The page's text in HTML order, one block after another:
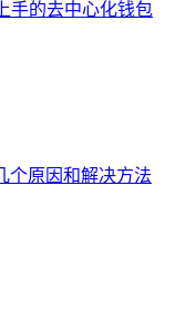
手的去中心化钱包
个原因和解决方法